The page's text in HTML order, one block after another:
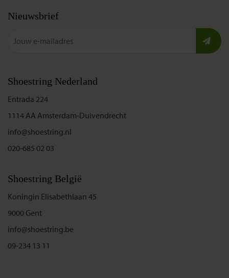
Nieuwsbrief
Shoestring Nederland
Entrada 224
1114 AA Amsterdam-Duivendrecht
info@shoestring.nl
020-685 02 03
Shoestring België
Koningin Elisabethlaan 45
9000 Gent
info@shoestring.be
09-234 13 11